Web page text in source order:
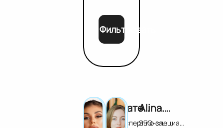
Фильтровать
Екатерина Дидрих
Эксперт по закупкам из Китая
Alina.seoleo
SEO-специалист